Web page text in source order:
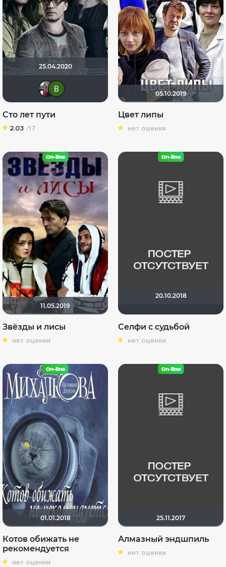
25.04.2020
id98134731
Виктория Данилевская
Сто лет пути
2.03 /17
05.10.2019
Цвет липы
нет оценки
11.05.2019
Звёзды и лисы
нет оценки
20.10.2018
Селфи с судьбой
нет оценки
01.01.2018
Котов обижать не
рекомендуется
нет оценки
25.11.2017
Алмазный эндшпиль
нет оценки